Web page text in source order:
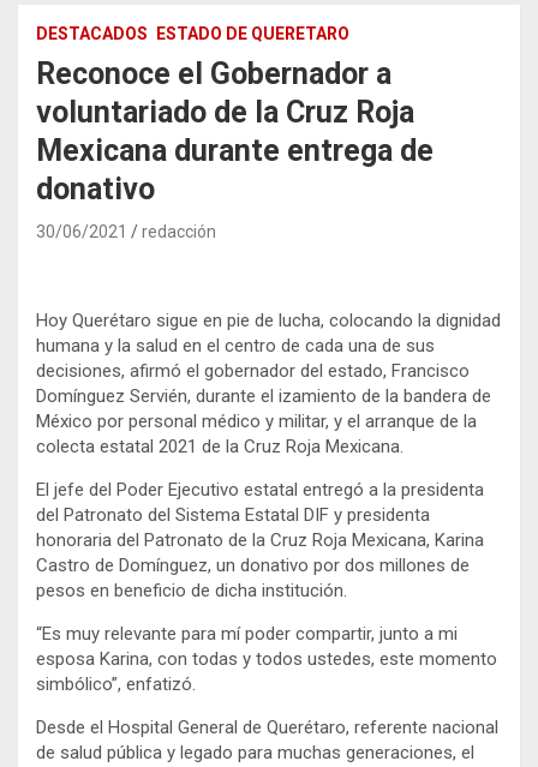
DESTACADOS ESTADO DE QUERETARO
Reconoce el Gobernador a
voluntariado de la Cruz Roja
Mexicana durante entrega de
donativo
30/06/2021 redacción
Hoy Querétaro sigue en pie de lucha, colocando la dignidad
humana y la salud en el centro de cada una de sus
decisiones, afirmó el gobernador del estado, Francisco
Domínguez Servién, durante el izamiento de la bandera de
México por personal médico y militar, y el arranque de la
colecta estatal 2021 de la Cruz Roja Mexicana.
El jefe del Poder Ejecutivo estatal entregó a la presidenta
del Patronato del Sistema Estatal DIF y presidenta
honoraria del Patronato de la Cruz Roja Mexicana, Karina
Castro de Domínguez, un donativo por dos millones de
pesos en beneficio de dicha institución.
“Es muy relevante para mí poder compartir, junto a mi
esposa Karina, con todas y todos ustedes, este momento
simbólico”, enfatizó.
Desde el Hospital General de Querétaro, referente nacional
de salud pública y legado para muchas generaciones, el